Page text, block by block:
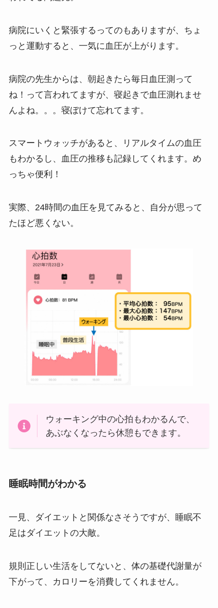
病院にいくと緊張するってのもありますが、ちょ
っと運動すると、一気に血圧が上がります。
病院の先生からは、朝起きたら毎日血圧測って
ね！って言われてますが、寝起きで血圧測れませ
んよね。。。寝ぼけて忘れてます。
スマートウォッチがあると、リアルタイムの血圧
もわかるし、血圧の推移も記録してくれます。め
っちゃ便利！
実際、24時間の血圧を見てみると、自分が思って
たほど悪くない。
ウォーキング中の心拍もわかるんで、
あぶなくなったら休憩もできます。
睡眠時間がわかる
一見、ダイエットと関係なさそうですが、睡眠不
足はダイエットの大敵。
規則正しい生活をしてないと、体の基礎代謝量が
下がって、カロリーを消費してくれません。